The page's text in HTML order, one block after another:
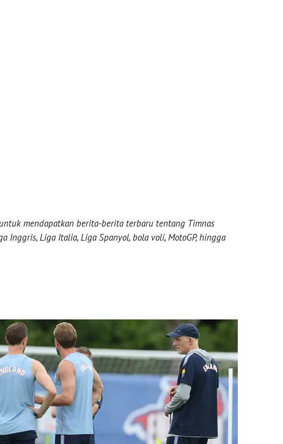
mendapatkan berita-berita terbaru tentang Timnas
Inggris, Liga Italia, Liga Spanyol, bola voli, MotoGP, hingga